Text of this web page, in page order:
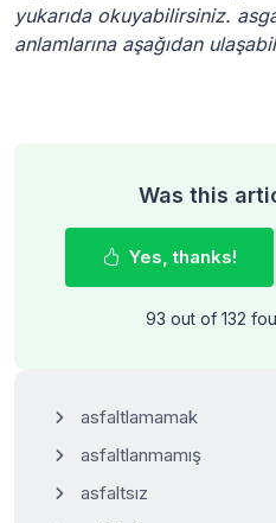
yukarıda okuyabilirsiniz.
anlamlarına aşağıdan
Was this
Yes, thanks!
93 out of 132
asfaltlamamak
asfaltlanmamış
asfaltsız